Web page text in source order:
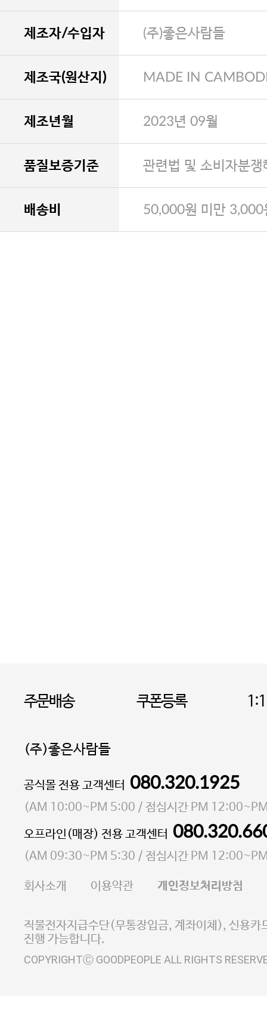
제조자/수입자 (주)좋은사람들
제조국(원산지) MADE IN
제조년월 2023년 09월
품질보증기준 관련법 및 소비자분
배송비 50,000원 미만 3,000
주문배송 쿠폰등록
(주)좋은사람들
대표 이성현,박영환| 개인정보관리책임자 김상현
소재지 서울특별시 마포구 마포대로4다길 41 마포
통신판매업 신고번호 2023-서울마포-3931호
사업자등록번호 105-81-58242
E-MAIL goodpeople@gpin.co.kr
사업자정보확인
이니시스 에스크로 서비
공식몰 전용 고객센터 080.320.1925
(AM 10:00~PM 5:00 / 점심시간 PM
오프라인(매장) 전용 고객센터
(AM 09:30~PM 5:30 / 점심시간 PM
회사소개 이용약관 개인정보처리방침
직불전자지급수단(무통장입금, 계좌이체), 신용카
진행 가능합니다.
COPYRIGHTⒸ GOODPEOPLE ALL RIGHTS